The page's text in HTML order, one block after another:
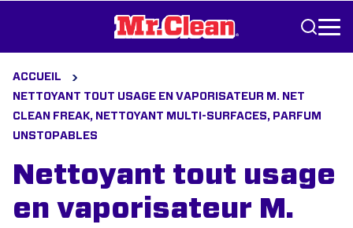
Aller au contenu
ACCUEIL
NETTOYANT TOUT USAGE EN VAPORISATEUR M. NET
CLEAN FREAK, NETTOYANT MULTI-SURFACES, PARFUM
UNSTOPABLES
Nettoyant tout usage
en vaporisateur M.